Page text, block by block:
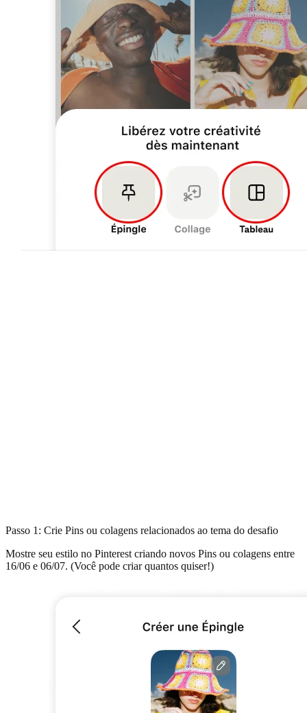
Passo 1: Crie Pins ou colagens relacionados ao tema do desafio
Mostre seu estilo no Pinterest criando novos Pins ou colagens entre
16/06 e 06/07. (Você pode criar quantos quiser!)